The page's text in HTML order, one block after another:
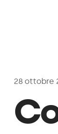
28 ottobre